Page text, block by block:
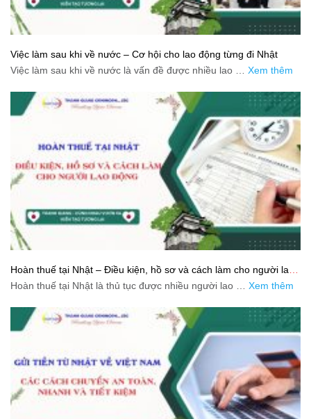
Việc làm sau khi về nước – Cơ hội cho lao động từng đi Nhật
Việc làm sau khi về nước là vấn đề được nhiều lao … Xem thêm
Hoàn thuế tại Nhật – Điều kiện, hồ sơ và cách làm cho người lao
động
Hoàn thuế tại Nhật là thủ tục được nhiều người lao … Xem thêm